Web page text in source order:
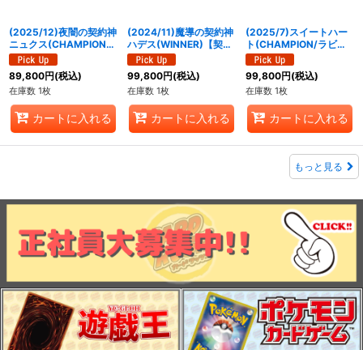
(2025/12)夜闇の契約神
ニュクス(CHAMPION/
バトスピチャンピオンシ
ップ25_26)【契約X】
{BS72-CX02}《紫》
89,800円(税込)
在庫数 1枚
カートに入れる
(2024/11)魔導の契約神
ハデス(WINNER)【契約
X】{BS68-CX01}
《紫》
99,800円(税込)
在庫数 1枚
カートに入れる
(2025/7)スイートハー
ト(CHAMPION/ラビ
ィ・ダーリンイラスト)
【C】{BSC33-RV001}
《黄》
99,800円(税込)
在庫数 1枚
カートに入れる
もっと見る